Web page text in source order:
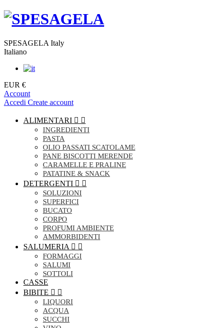
SPESAGELA Italy
Italiano
EUR €
Account
Accedi Create account
ALIMENTARI  
INGREDIENTI
PASTA
OLIO PASSATI SCATOLAME
PANE BISCOTTI MERENDE
CARAMELLE E PRALINE
PATATINE & SNACK
DETERGENTI  
SOLUZIONI
SUPERFICI
BUCATO
CORPO
PROFUMI AMBIENTE
AMMORBIDENTI
SALUMERIA  
FORMAGGI
SALUMI
SOTTOLI
CASSE
BIBITE  
LIQUORI
ACQUA
SUCCHI